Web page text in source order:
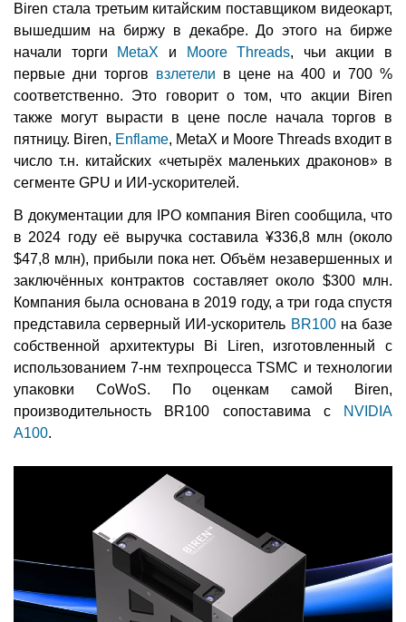
Biren стала третьим китайским поставщиком видеокарт,
вышедшим на биржу в декабре. До этого на бирже
начали торги
MetaX и Moore Threads, чьи акции в
первые дни торгов взлетели в цене на 400 и 700 %
соответственно. Это говорит о том, что акции Biren
также могут вырасти в цене после начала торгов в
пятницу. Biren, Enflame, MetaX и Moore Threads входит в
число т.н. китайских «четырёх маленьких драконов» в
сегменте GPU и ИИ-ускорителей.
В документации для IPO компания Biren сообщила, что
в 2024 году её выручка составила ¥336,8 млн (около
$47,8 млн), прибыли пока нет. Объём незавершенных и
заключённых контрактов составляет около $300 млн.
Компания была основана в 2019 году, а три года спустя
представила серверный ИИ-ускоритель BR100на базе
собственной архитектуры Bi Liren, изготовленный с
использованием 7-нм техпроцесса TSMC и технологии
упаковки CoWoS. По оценкам самой Biren,
производительность BR100 сопоставима с
NVIDIA
A100.